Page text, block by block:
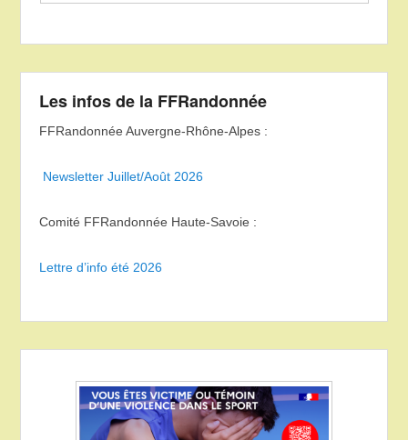
Les infos de la FFRandonnée
FFRandonnée Auvergne-Rhône-Alpes :
Newsletter Juillet/Août 2026
Comité FFRandonnée Haute-Savoie :
Lettre d’info été 2026